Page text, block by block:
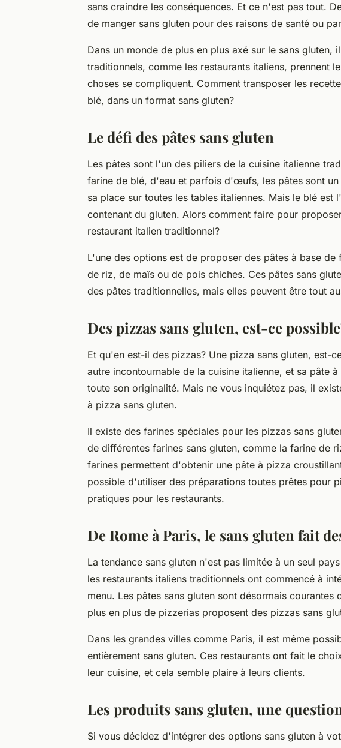
sans craindre les conséquences. Et ce n'est pas tout.
de manger sans gluten pour des raisons de santé ou
Dans un monde de plus en plus axé sur le sans gluten,
traditionnels, comme les restaurants italiens, prennent
choses se compliquent. Comment transposer les
blé, dans un format sans gluten?
Le défi des pâtes sans gluten
Les pâtes sont l'un des piliers de la cuisine italienne
farine de blé, d'eau et parfois d'œufs, les pâtes sont
sa place sur toutes les tables italiennes. Mais le blé est
contenant du gluten. Alors comment faire pour
restaurant italien traditionnel?
L'une des options est de proposer des pâtes à base
de riz, de maïs ou de pois chiches. Ces pâtes sans
des pâtes traditionnelles, mais elles peuvent être tout
Des pizzas sans gluten, est-ce
Et qu'en est-il des pizzas? Une pizza sans gluten, est-
autre incontournable de la cuisine italienne, et sa pâte
toute son originalité. Mais ne vous inquiétez pas, il
à pizza sans gluten.
Il existe des farines spéciales pour les pizzas sans
de différentes farines sans gluten, comme la farine de
farines permettent d'obtenir une pâte à pizza
possible d'utiliser des préparations toutes prêtes pour
pratiques pour les restaurants.
De Rome à Paris, le sans gluten fait
La tendance sans gluten n'est pas limitée à un seul
les restaurants italiens traditionnels ont commencé à
menu. Les pâtes sans gluten sont désormais courantes
plus en plus de pizzerias proposent des pizzas sans
Dans les grandes villes comme Paris, il est même
entièrement sans gluten. Ces restaurants ont fait le
leur cuisine, et cela semble plaire à leurs clients.
Les produits sans gluten, une
Si vous décidez d'intégrer des options sans gluten à